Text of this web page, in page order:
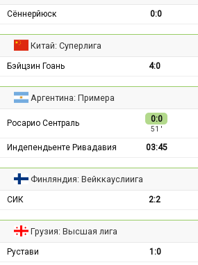
Сённерйюск 0:0
Китай: Суперлига
Бэйцзин Гоань 4:0
Аргентина: Примера
Росарио Сентраль 0:0
51 ′
Индепендьенте Ривадавия 03:45
Финляндия: Вейккауслиига
СИК 2:2
Грузия: Высшая лига
Рустави 1:0